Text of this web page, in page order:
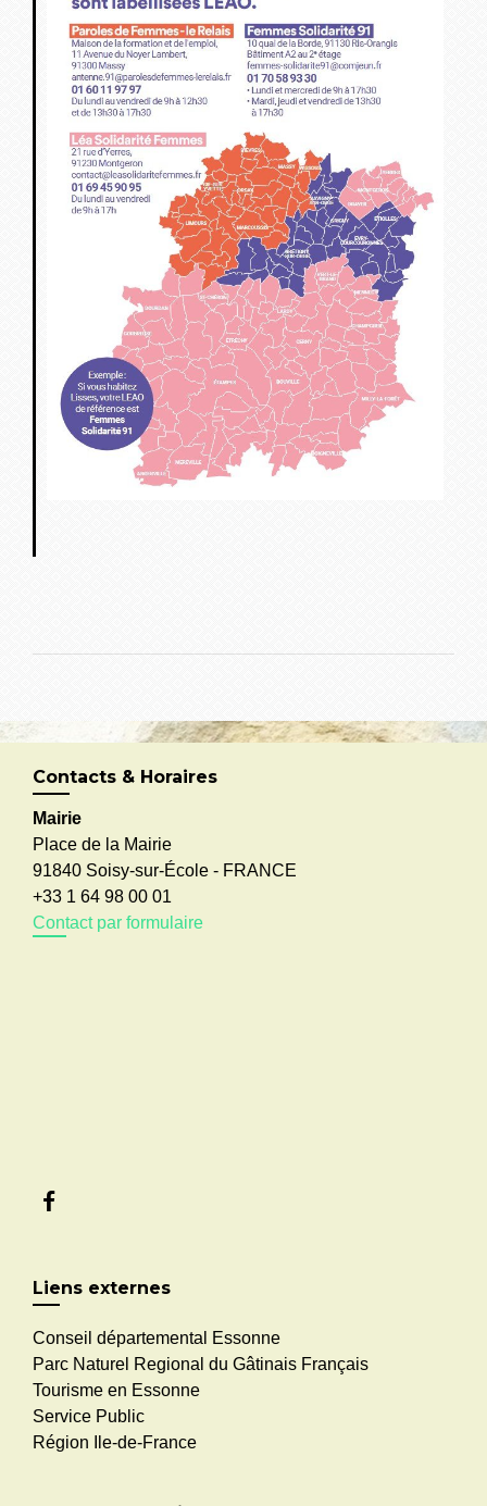
Contacts & Horaires
Mairie
Place de la Mairie
91840 Soisy-sur-École - FRANCE
+33 1 64 98 00 01
Contact par formulaire
Liens externes
Conseil départemental Essonne
Parc Naturel Regional du Gâtinais Français
Tourisme en Essonne
Service Public
Région Ile-de-France